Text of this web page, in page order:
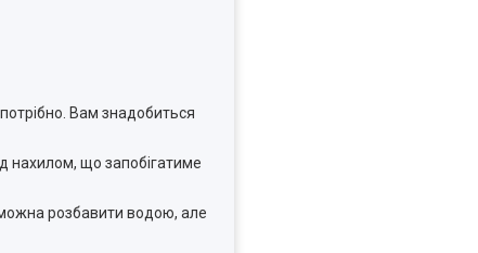
Вам знадобиться
нахилом, що запобігатиме
розбавити водою, але